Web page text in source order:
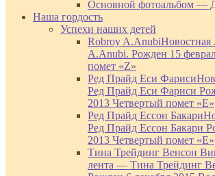
Основной фотоальбом —
Наша гордость
Успехи наших детей
Robroy A.Anubi
A.Anubi. Рожден 15
помет «Z»
Ред Прайд Еси Фариси
Ред Прайд Еси Фариси
2013 Четвертый помет «Е»
Ред Прайд Ессон Бакари
Ред Прайд Ессон Бакари
2013 Четвертый помет «Е»
Тина Трейдинг Венсон
лента — Тина Трейдинг